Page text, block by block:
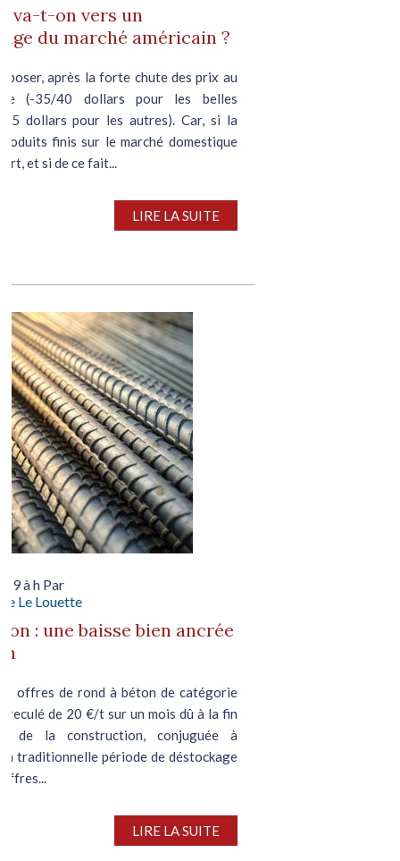
va-t-on vers un
du marché américain ?
après la forte chute des prix au
(-35/40 dollars pour les belles
dollars pour les autres). Car, si la
finis sur le marché domestique
et si de ce fait...
LIRE LA SUITE
à h Par
Le Louette
: une baisse bien ancrée
offres de rond à béton de catégorie
reculé de 20 €/t sur un mois dû à la fin
de la construction, conjuguée à
la traditionnelle période de déstockage
offres...
LIRE LA SUITE